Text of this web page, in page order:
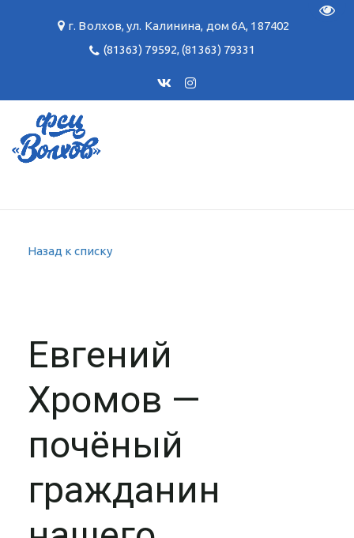
г. Волхов,ул. Калинина, дом 6А, 187402
(81363) 79592,(81363) 79331
Назад к списку
Евгений
Хромов —
почёный
гражданин